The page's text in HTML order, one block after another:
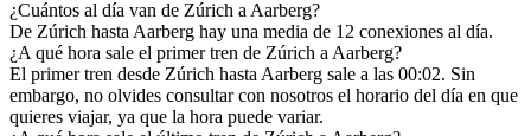
¿Cuántos al día van de Zúrich a Aarberg?
De Zúrich hasta Aarberg hay una media de 12 conexiones al día.
¿A qué hora sale el primer tren de Zúrich a Aarberg?
El primer tren desde Zúrich hasta Aarberg sale a las 00:02. Sin
embargo, no olvides consultar con nosotros el horario del día en que
quieres viajar, ya que la hora puede variar.